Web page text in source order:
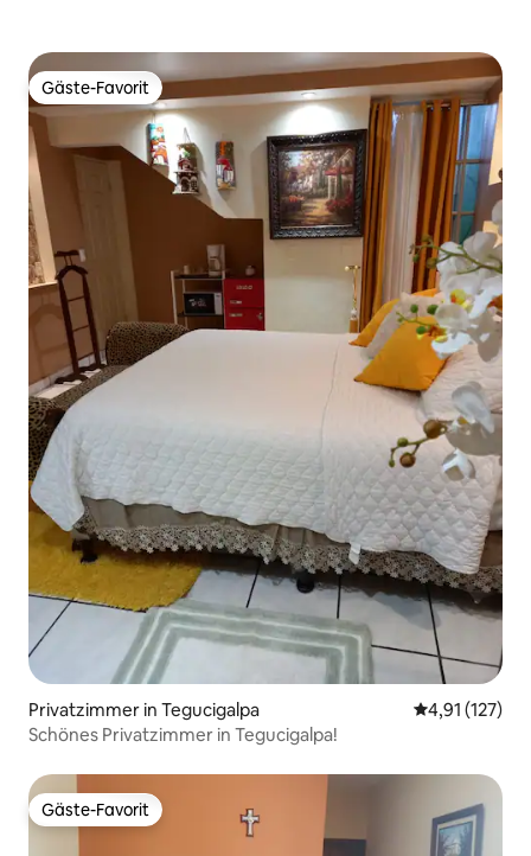
Gäste-Favorit
Gäste-Favorit
Privatzimmer in Tegucigalpa
4,91 (127)
Schönes Privatzimmer in Tegucigalpa!
Gäste-Favorit
Gäste-Favorit